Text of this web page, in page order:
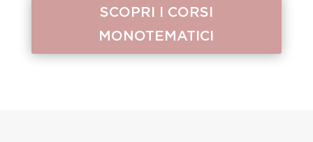
SCOPRI I CORSI
MONOTEMATICI